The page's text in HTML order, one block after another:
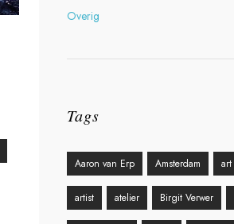
Overig
Tags
Aaron van Erp Amsterdam art
artist atelier Birgit Verwer